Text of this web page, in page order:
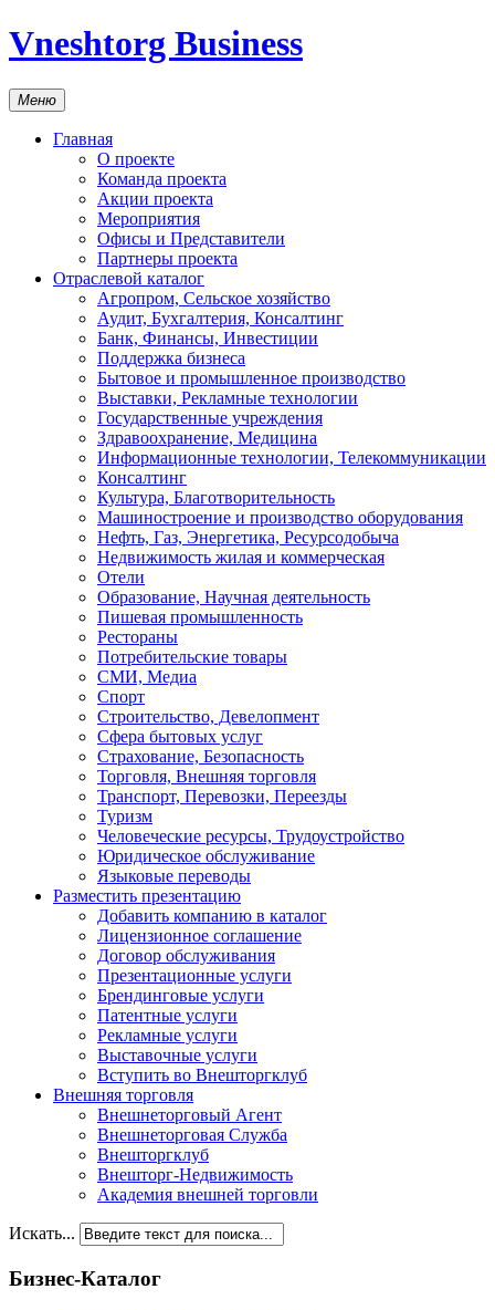
Vneshtorg Business
Меню
Главная
О проекте
Команда проекта
Акции проекта
Мероприятия
Офисы и Представители
Партнеры проекта
Отраслевой каталог
Агропром, Сельское хозяйство
Аудит, Бухгалтерия, Консалтинг
Банк, Финансы, Инвестиции
Поддержка бизнеса
Бытовое и промышленное производство
Выставки, Рекламные технологии
Государственные учреждения
Здравоохранение, Медицина
Информационные технологии, Телекоммуникации
Консалтинг
Культура, Благотворительность
Машиностроение и производство оборудования
Нефть, Газ, Энергетика, Ресурсодобыча
Недвижимость жилая и коммерческая
Отели
Образование, Научная деятельность
Пишевая промышленность
Рестораны
Потребительские товары
СМИ, Медиа
Спорт
Строительство, Девелопмент
Сфера бытовых услуг
Страхование, Безопасность
Торговля, Внешняя торговля
Транспорт, Перевозки, Переезды
Туризм
Человеческие ресурсы, Трудоустройство
Юридическое обслуживание
Языковые переводы
Разместить презентацию
Добавить компанию в каталог
Лицензионное соглашение
Договор обслуживания
Презентационные услуги
Брендинговые услуги
Патентные услуги
Рекламные услуги
Выставочные услуги
Вступить во Внешторгклуб
Внешняя торговля
Внешнеторговый Агент
Внешнеторговая Служба
Внешторгклуб
Внешторг-Недвижимость
Академия внешней торговли
Искать...
Бизнес-Каталог